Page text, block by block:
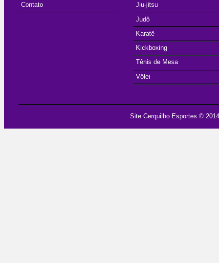
Contato
Jiu-jitsu
Judô
Karatê
Kickboxing
Tênis de Mesa
Vôlei
Site Cerquilho Esportes ©